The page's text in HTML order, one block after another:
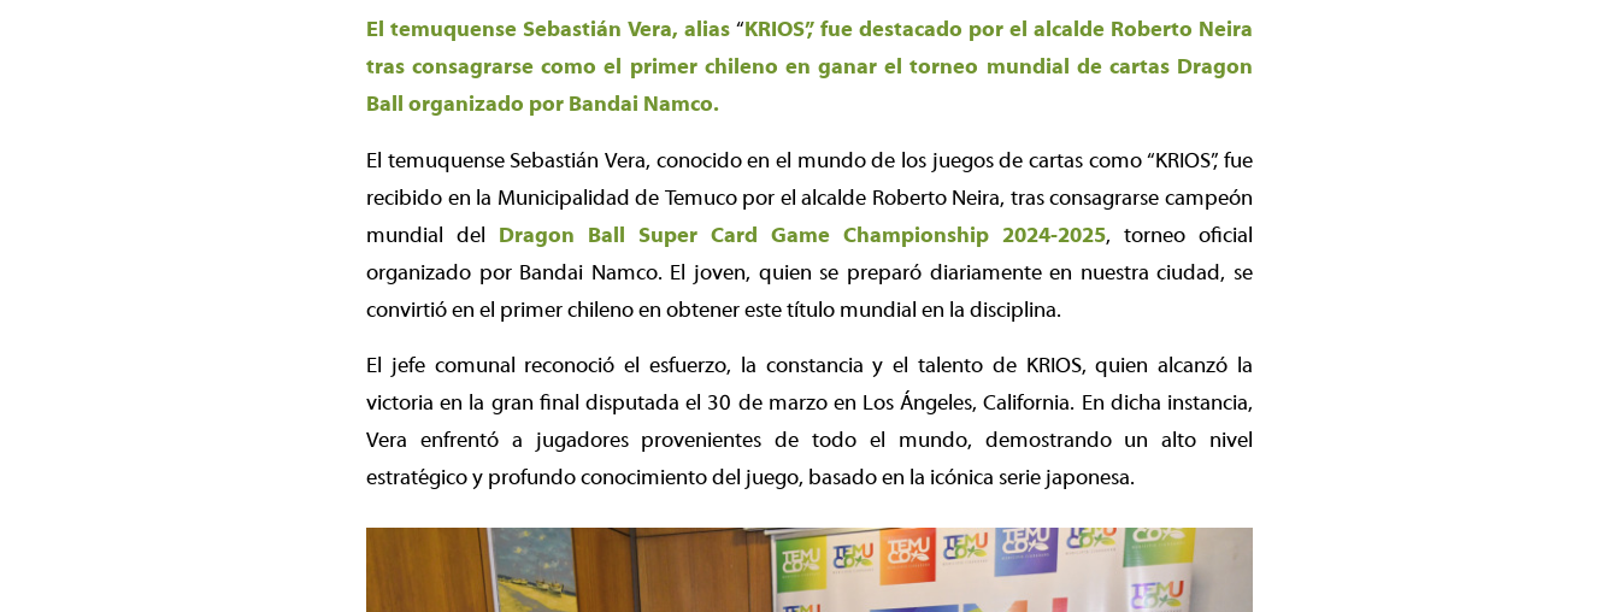
El temuquense Sebastián Vera, alias“KRIOS”, fue destacado por el alcalde Roberto Neira
tras consagrarse como el primer chileno en ganar el torneo mundial de cartas Dragon
Ball organizado por Bandai Namco.
El temuquense Sebastián Vera, conocido en el mundo de los juegos de cartas como “KRIOS”, fue
recibido en la Municipalidad de Temuco por el alcalde Roberto Neira, tras consagrarse campeón
mundial del Dragon Ball Super Card Game Championship 2024-2025, torneo oficial
organizado por Bandai Namco. El joven, quien se preparó diariamente en nuestra ciudad, se
convirtió en el primer chileno en obtener este título mundial en la disciplina.
El jefe comunal reconoció el esfuerzo, la constancia y el talento de KRIOS, quien alcanzó la
victoria en la gran final disputada el 30 de marzo en Los Ángeles, California. En dicha instancia,
Vera enfrentó a jugadores provenientes de todo el mundo, demostrando un alto nivel
estratégico y profundo conocimiento del juego, basado en la icónica serie japonesa.